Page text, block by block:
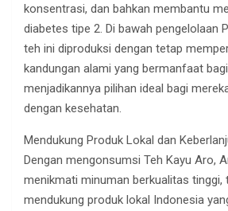
konsentrasi, dan bahkan membantu
diabetes tipe 2. Di bawah pengelolaan
teh ini diproduksi dengan tetap
kandungan alami yang bermanfaat
menjadikannya pilihan ideal bagi
dengan kesehatan.
Mendukung Produk Lokal dan
Dengan mengonsumsi Teh Kayu Aro,
menikmati minuman berkualitas tinggi,
mendukung produk lokal Indonesia